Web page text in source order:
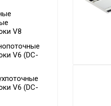
V8
V6 (DC-
V6 (DC-